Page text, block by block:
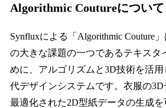
Algorithmic Coutureについて
Synfluxによる「Algorithmic Couture
の大きな課題の一つであるテキスタ
めに、アルゴリズムと3D技術を活
代デザインシステムです。衣服の
最適化された2D型紙データの生成を